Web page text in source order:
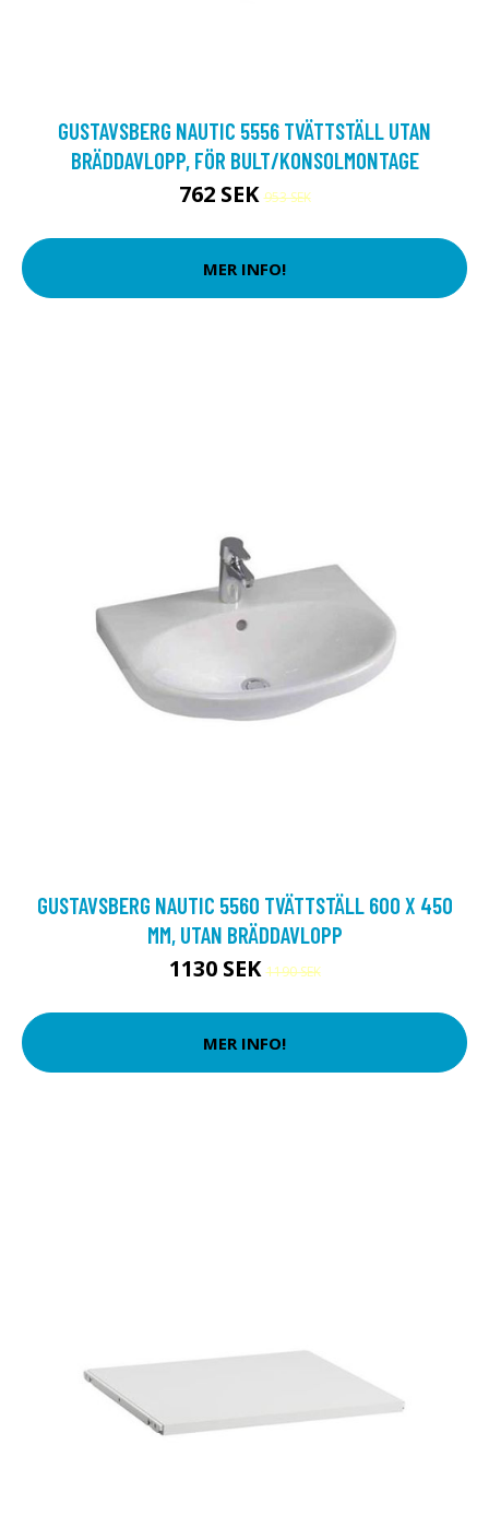
GUSTAVSBERG NAUTIC 5556 TVÄTTSTÄLL UTAN
BRÄDDAVLOPP, FÖR BULT/KONSOLMONTAGE
762 SEK953 SEK
MER INFO!
GUSTAVSBERG NAUTIC 5560 TVÄTTSTÄLL 600 X 450
MM, UTAN BRÄDDAVLOPP
1130 SEK1190 SEK
MER INFO!